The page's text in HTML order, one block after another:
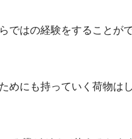
ではの経験をすることが
めにも持っていく荷物は